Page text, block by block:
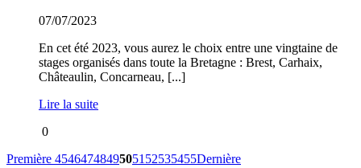
07/07/2023
En cet été 2023, vous aurez le choix entre une vingtaine de
stages organisés dans toute la Bretagne : Brest, Carhaix,
Châteaulin, Concarneau, [...]
Lire la suite
0
Première 4546474849505152535455Dernière